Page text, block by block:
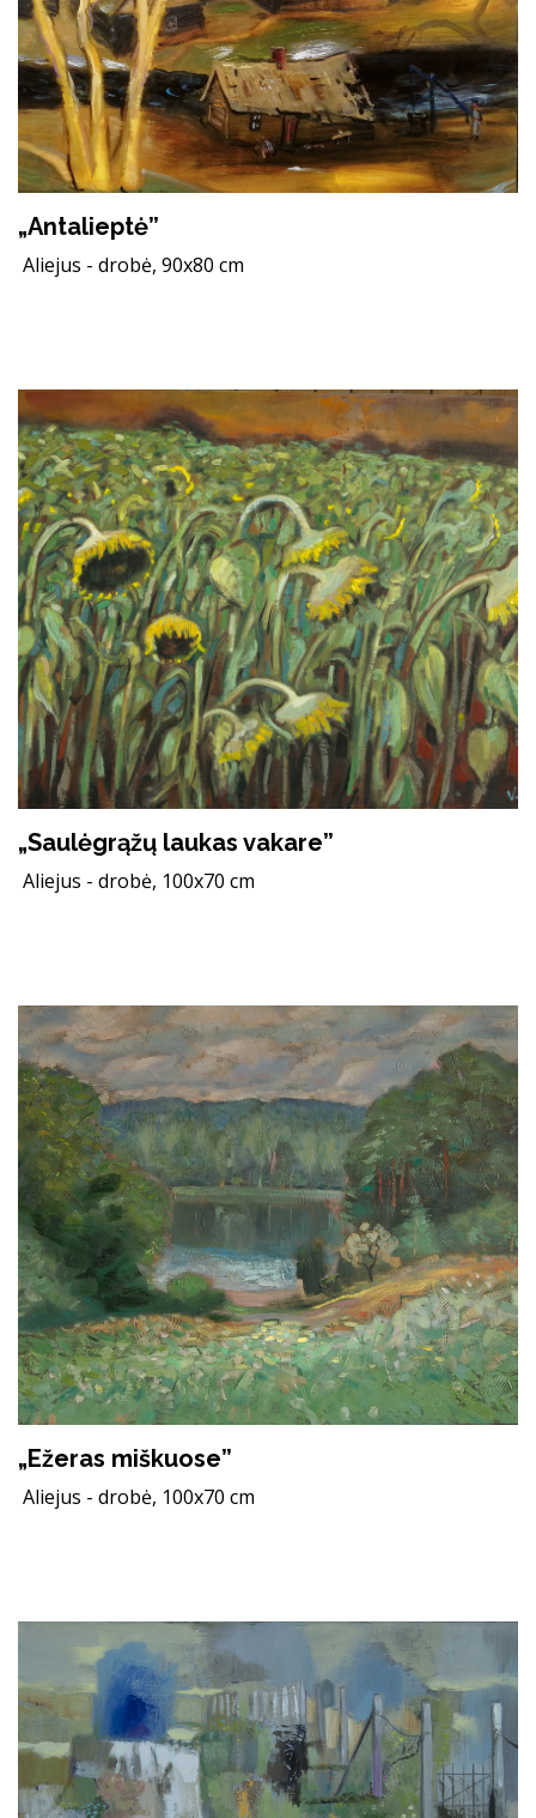
„Antalieptė”
Aliejus - drobė, 90x80 cm
„Saulėgrąžų laukas vakare”
Aliejus - drobė, 100x70 cm
„Ežeras miškuose”
Aliejus - drobė, 100x70 cm